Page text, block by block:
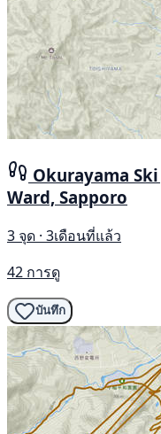
Okurayama
Ward, Sapporo
3 จุด · 3เดือนที่แล้ว
42 การดู
บันทึก